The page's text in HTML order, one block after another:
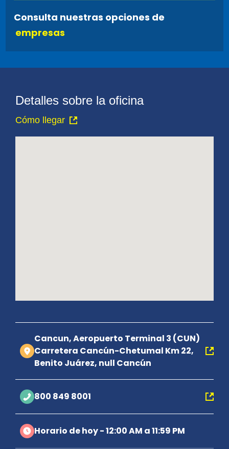
Consulta nuestras opciones de
empresas
Detalles sobre la oficina
Cómo llegar
Cancun, Aeropuerto Terminal 3 (CUN)
Carretera Cancún-Chetumal Km 22,
Benito Juárez, null Cancún
800 849 8001
Horario de hoy - 12:00 AM a 11:59 PM